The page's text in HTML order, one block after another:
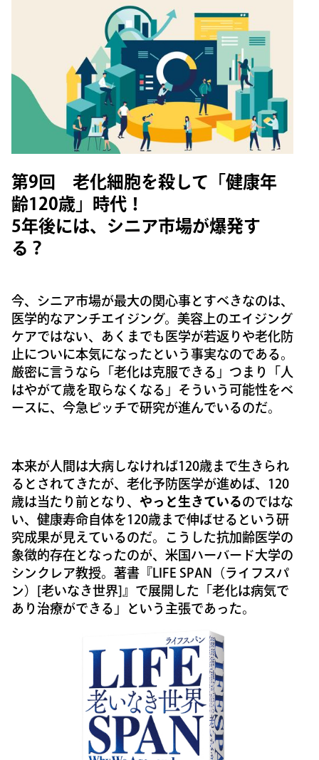
第9回 老化細胞を殺して「健康年
齢120歳」時代！
5年後には、シニア市場が爆発す
る？
今、シニア市場が最大の関心事とすべきなのは、
医学的なアンチエイジング。美容上のエイジング
ケアではない、あくまでも医学が若返りや老化防
止についに本気になったという事実なのである。
厳密に言うなら「老化は克服できる」つまり「人
はやがて歳を取らなくなる」そういう可能性をベ
ースに、今急ピッチで研究が進んでいるのだ。
本来が人間は大病しなければ120歳まで生きられ
るとされてきたが、老化予防医学が進めば、120
歳は当たり前となり、 やっと生きているのではな
い、健康寿命自体を120歳まで伸ばせるという研
究成果が見えているのだ。こうした抗加齢医学の
象徴的存在となったのが、米国ハーバード大学の
シンクレア教授。著書『LIFE SPAN（ライフスパ
ン）[老いなき世界]』で展開した「老化は病気で
あり治療ができる」という主張であった。